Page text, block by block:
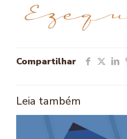
Compartilhar
Leia também